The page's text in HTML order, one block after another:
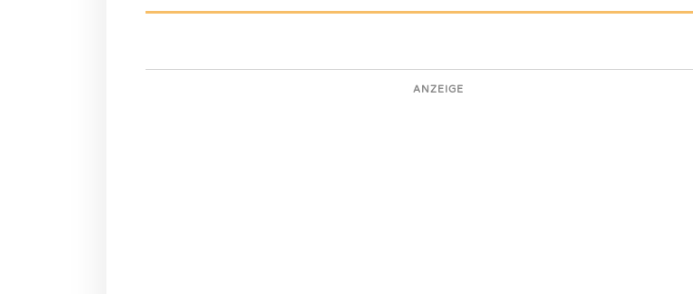
ANZEIGE